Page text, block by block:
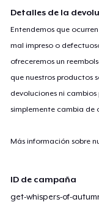
Detalles de la
Entendemos que
mal impreso o
ofreceremos un
que nuestros productos
devoluciones ni
simplemente cambia de
Más información sobre
ID de campaña
get-whispers-of-